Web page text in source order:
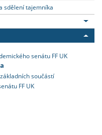
sdělení tajemníka
senátu FF UK
součástí
FF UK